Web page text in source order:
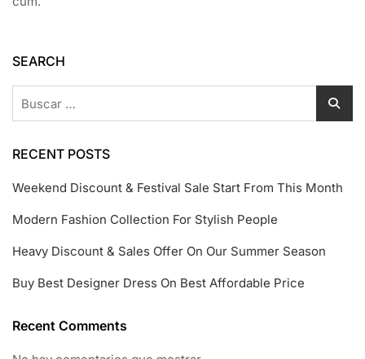
SEARCH
RECENT POSTS
Weekend Discount & Festival Sale Start From This Month
Modern Fashion Collection For Stylish People
Heavy Discount & Sales Offer On Our Summer Season
Buy Best Designer Dress On Best Affordable Price
Recent Comments